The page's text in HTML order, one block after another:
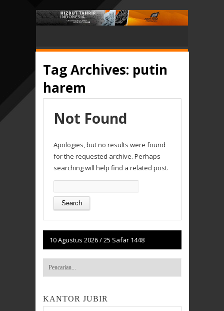
Tag Archives: putin
harem
Not Found
Apologies, but no results were found
for the requested archive. Perhaps
searching will help find a related post.
for:
10 Agustus 2026/25 Safar 1448
KANTOR JUBIR